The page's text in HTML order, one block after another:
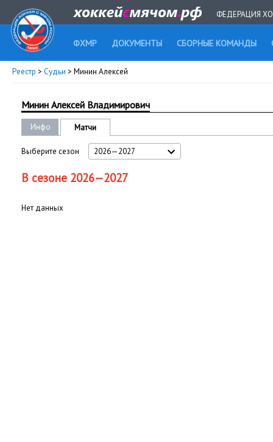
ФЕДЕРАЦИЯ
ФХМР ДОКУМЕНТЫ СБОРНЫЕ КОМАНДЫ
Реестр > Судьи > Минин Алексей
Минин Алексей Владимирович
Инфо Матчи
Выберите сезон 2026—2027
В сезоне 2026—2027
Нет данных